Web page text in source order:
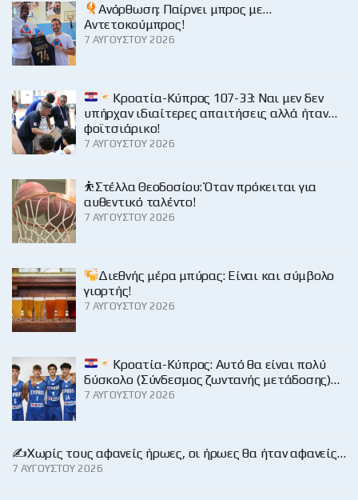
Ανόρθωση: Παίρνει μπρος με…
Αντετοκούμπρος!
7 ΑΥΓΟΎΣΤΟΥ 2026
Κροατία-Κύπρος 107-33: Ναι μεν δεν
υπήρχαν ιδιαίτερες απαιτήσεις αλλά ήταν…
φοϊτσιάρικο!
7 ΑΥΓΟΎΣΤΟΥ 2026
⛹️Στέλλα Θεοδοσίου: Όταν πρόκειται για
αυθεντικό ταλέντο!
7 ΑΥΓΟΎΣΤΟΥ 2026
Διεθνής μέρα μπύρας: Είναι και σύμβολο
γιορτής!
7 ΑΥΓΟΎΣΤΟΥ 2026
Κροατία-Κύπρος: Αυτό θα είναι πολύ
δύσκολο (Σύνδεσμος ζωντανής μετάδοσης)…
7 ΑΥΓΟΎΣΤΟΥ 2026
✍️Χωρίς τους αφανείς ήρωες, οι ήρωες θα ήταν αφανείς…
7 ΑΥΓΟΎΣΤΟΥ 2026